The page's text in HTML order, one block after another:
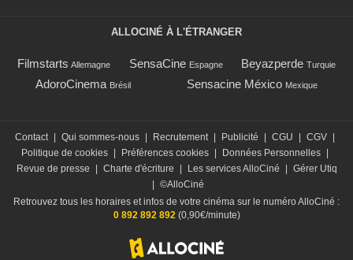
ALLOCINÉ À L'ÉTRANGER
Filmstarts Allemagne SensaCine Espagne Beyazperde Turquie
AdoroCinema Brésil Sensacine México Mexique
Contact Qui sommes-nous Recrutement Publicité CGU CGV
Politique de cookies
Préférences cookies Données Personnelles
Revue de presse
Charte d'écriture Les services AlloCiné
Gérer Utiq
©AlloCiné
Retrouvez tous les horaires et infos de votre cinéma sur le numéro AlloCiné :
0 892 892 892(0,90€/minute)